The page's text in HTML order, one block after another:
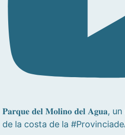
𝐏𝐚𝐫𝐪𝐮𝐞 𝐝𝐞𝐥 𝐌𝐨𝐥𝐢𝐧𝐨 𝐝𝐞𝐥 𝐀𝐠𝐮𝐚,
de la costa de la